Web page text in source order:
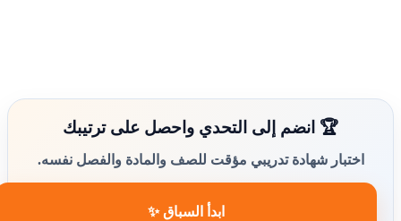
🏆 انضم إلى التحدي واحصل على ترتيبك
اختبار شهادة تدريبي مؤقت للصف والمادة والفصل نفسه.
ابدأ السباق ✨